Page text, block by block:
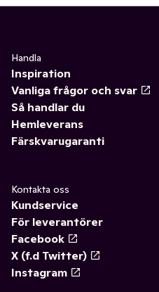
Handla
Inspiration
Vanliga frågor och svar
Så handlar du
Hemleverans
Färskvarugaranti
Kontakta oss
Kundservice
För leverantörer
Facebook
X (f.d Twitter)
Instagram